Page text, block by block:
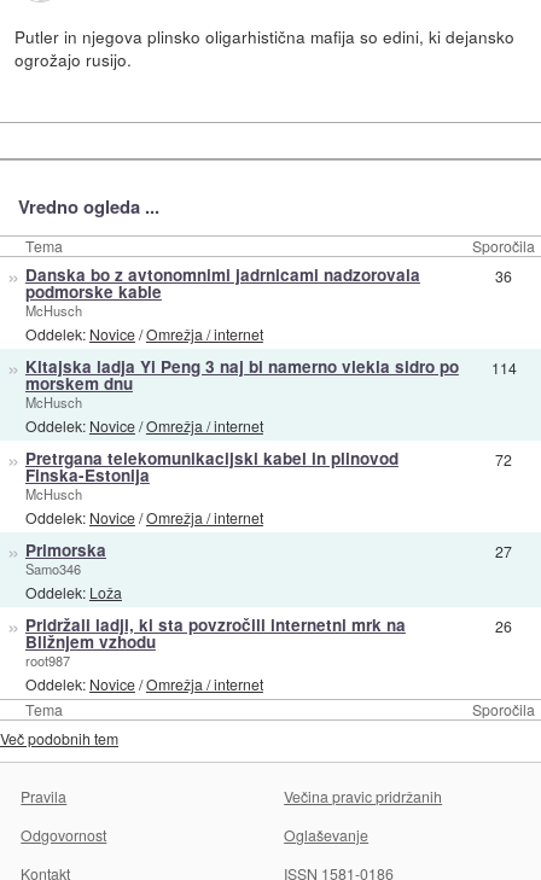
Putler in njegova plinsko oligarhistična mafija so edini, ki dejansko
ogrožajo rusijo.
Vredno ogleda ...
Tema Sporočila
Tema Sporočila
» Danska bo z avtonomnimi jadrnicami nadzorovala
podmorske kable
McHusch
Oddelek: Novice/Omrežja / internet
36
» Kitajska ladja Yi Peng 3 naj bi namerno vlekla sidro po
morskem dnu
McHusch
Oddelek: Novice/Omrežja / internet
114
» Pretrgana telekomunikacijski kabel in plinovod
Finska-Estonija
McHusch
Oddelek: Novice/Omrežja / internet
72
» Primorska
Samo346
Oddelek: Loža
27
» Pridržali ladji, ki sta povzročili internetni mrk na
Bližnjem vzhodu
root987
Oddelek: Novice/Omrežja / internet
26
Več podobnih tem
Pravila
Večina pravic pridržanih
Odgovornost
Oglaševanje
Kontakt
ISSN 1581-0186